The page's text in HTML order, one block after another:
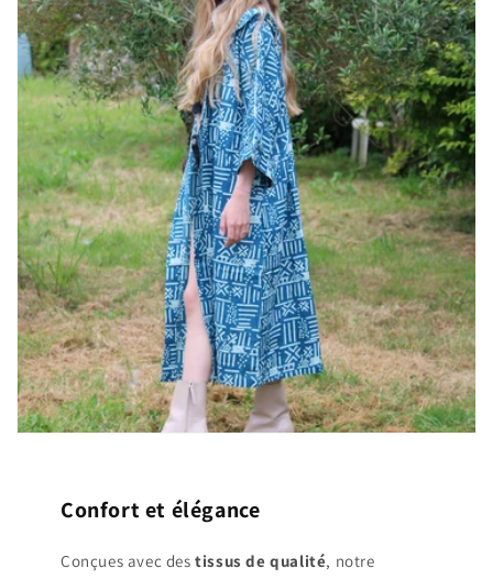
Confort et élégance
Conçues avec destissus de qualité, notre